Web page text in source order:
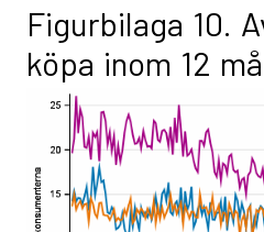
Figurbilaga 10.
köpa inom 12